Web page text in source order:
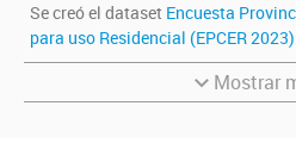
Se creó el dataset Encuesta
para uso Residencial (EPCER 2023)
Mostrar